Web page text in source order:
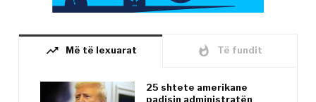
trending_up Më të lexuarat whatshot Të fundit
25 shtete amerikane
padisin administratën